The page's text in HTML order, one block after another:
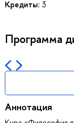
Кредиты: 3
Программа
Аннотация